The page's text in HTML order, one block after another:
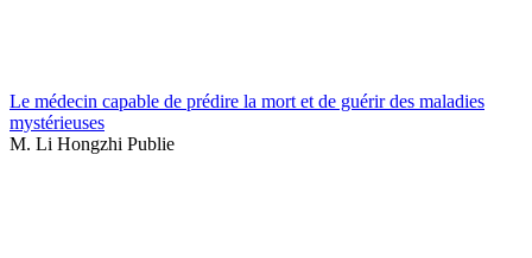
Le médecin capable de prédire la mort et de guérir des maladies
mystérieuses
M. Li Hongzhi Publie